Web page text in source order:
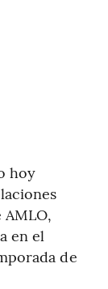
hoy
en el
de